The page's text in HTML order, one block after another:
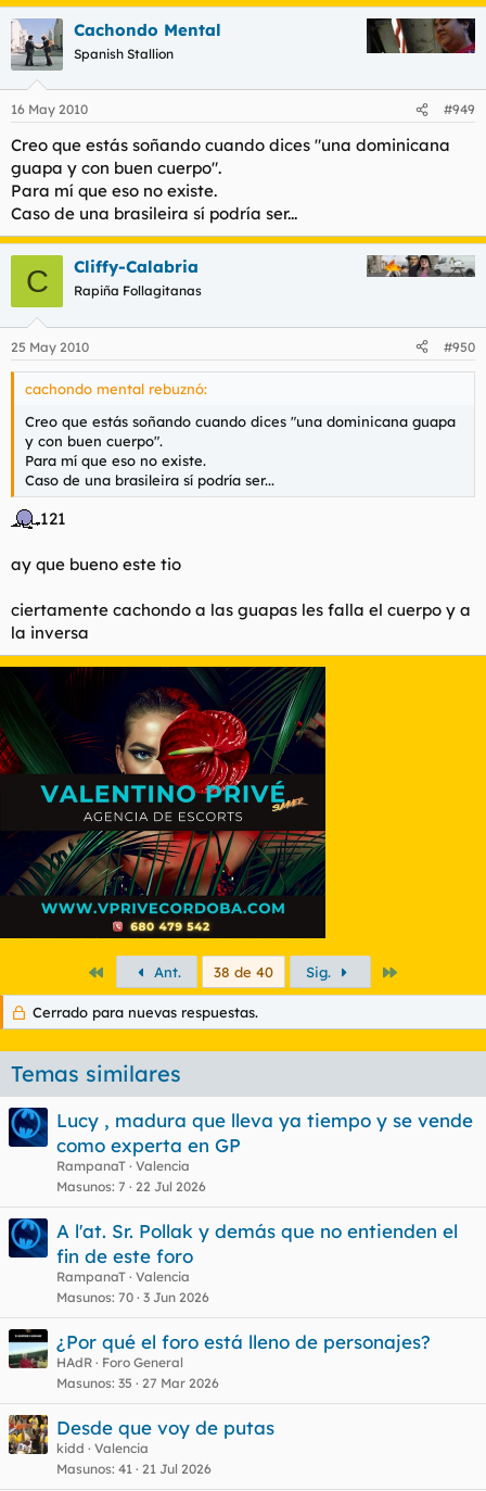
Cachondo Mental
Spanish Stallion
16 May 2010 #949
Creo que estás soñando cuando dices "una dominicana
guapa y con buen cuerpo".
Para mí que eso no existe.
Caso de una brasileira sí podría ser...
C Cliffy-Calabria
Rapiña Follagitanas
25 May 2010 #950
cachondo mental rebuznó:
Creo que estás soñando cuando dices "una dominicana guapa
y con buen cuerpo".
Para mí que eso no existe.
Caso de una brasileira sí podría ser...
121
ay que bueno este tio
ciertamente cachondo a las guapas les falla el cuerpo y a
la inversa
PrimeroAnt. 38 de 40 Sig.
Cerrado para nuevas respuestas.
Temas similares
Lucy , madura que lleva ya tiempo y se vende
como experta en GP
RampanaT Valencia
Masunos 7 22 Jul 2026
A l'at. Sr. Pollak y demás que no entienden el
fin de este foro
RampanaT Valencia
Masunos 70 3 Jun 2026
¿Por qué el foro está lleno de personajes?
HAdR
Foro General
Masunos 35 27 Mar 2026
Desde que voy de putas
kidd
Valencia
Masunos 41 21 Jul 2026